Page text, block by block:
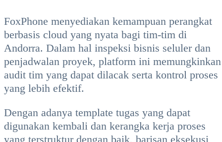
FoxPhone menyediakan kemampuan perangkat
berbasis cloud yang nyata bagi tim-tim di
Andorra. Dalam hal inspeksi bisnis seluler dan
penjadwalan proyek, platform ini memungkinkan
audit tim yang dapat dilacak serta kontrol proses
yang lebih efektif.
Dengan adanya template tugas yang dapat
digunakan kembali dan kerangka kerja proses
yang terstruktur dengan baik, barisan eksekusi